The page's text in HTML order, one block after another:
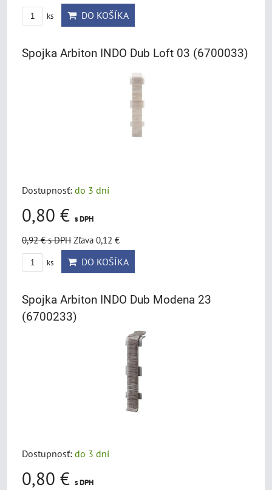
ks DO KOŠÍKA
Spojka Arbiton INDO Dub Loft 03 (6700033)
Dostupnosť: do 3 dní
0,80 € s DPH
0,92 €s DPH Zľava 0,12 €
ks DO KOŠÍKA
Spojka Arbiton INDO Dub Modena 23
(6700233)
Dostupnosť: do 3 dní
0,80 € s DPH